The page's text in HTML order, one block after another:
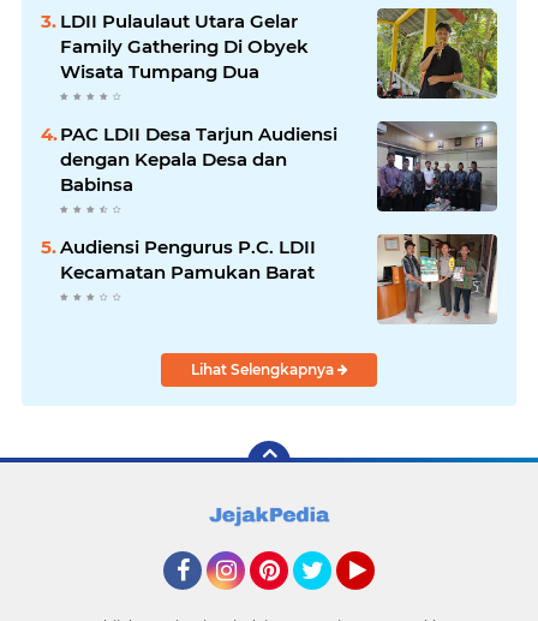
LDII Pulaulaut Utara Gelar
Family Gathering Di Obyek
Wisata Tumpang Dua
PAC LDII Desa Tarjun Audiensi
dengan Kepala Desa dan
Babinsa
Audiensi Pengurus P.C. LDII
Kecamatan Pamukan Barat
Lihat Selengkapnya